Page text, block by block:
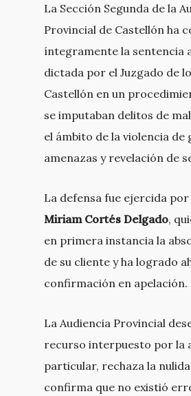
La Sección Segunda de la
Provincial de Castellón ha
íntegramente la sentencia
dictada por el Juzgado de
Castellón en un
se imputaban delitos de
el ámbito de la violencia de
amenazas y revelación de
La defensa fue ejercida
Miriam Cortés Delgado,
en primera instancia la
de su cliente y ha logrado
confirmación en apelación.
La Audiencia Provincial
recurso interpuesto por la
particular, rechaza la
confirma que no existió